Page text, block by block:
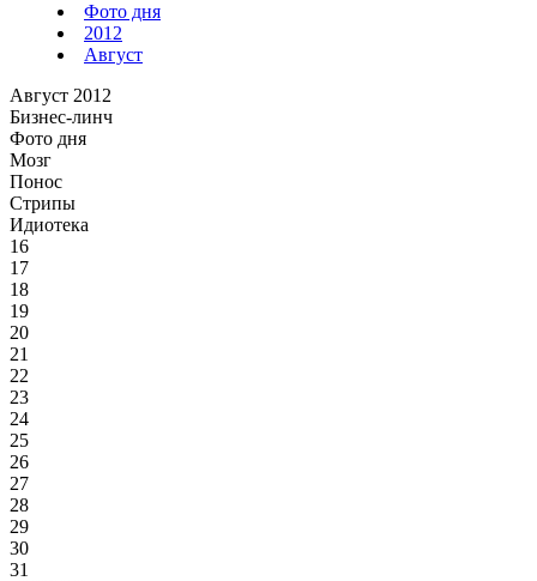
Фото дня
2012
Август
Август 2012
Бизнес-линч
Фото дня
Мозг
Понос
Стрипы
Идиотека
16
17
18
19
20
21
22
23
24
25
26
27
28
29
30
31